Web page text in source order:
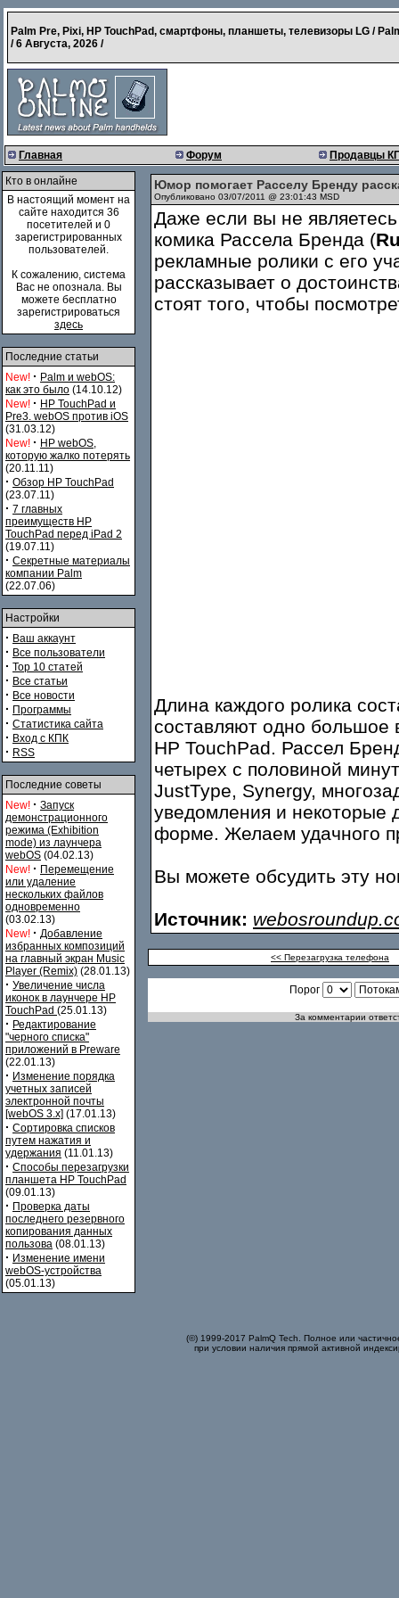
Palm Pre, Pixi, HP TouchPad, смартфоны, планшеты, телевизоры LG /
/6 Августа, 2026 /
Главная Форум Продавцы
Кто в онлайне
В настоящий момент на
сайте находится 36
посетителей и 0
зарегистрированных
пользователей.
К сожалению, система
Вас не опознала. Вы
можете бесплатно
зарегистрироваться
здесь
Последние статьи
New! · Palm и webOS:
как это было (14.10.12)
New! · HP TouchPad и
Pre3. webOS против iOS
(31.03.12)
New! · HP webOS,
которую жалко потерять
(20.11.11)
· Обзор HP TouchPad
(23.07.11)
· 7 главных
преимуществ HP
TouchPad перед iPad 2
(19.07.11)
· Секретные материалы
компании Palm
(22.07.06)
Настройки
· Ваш аккаунт
· Все пользователи
· Top 10 статей
· Все статьи
· Все новости
· Программы
· Статистика сайта
· Вход с КПК
· RSS
Последние советы
New! · Запуск
демонстрационного
режима (Exhibition
mode) из лаунчера
webOS (04.02.13)
New! · Перемещение
или удаление
нескольких файлов
одновременно
(03.02.13)
New! · Добавление
избранных композиций
на главный экран Music
Player (Remix) (28.01.13)
· Увеличение числа
иконок в лаунчере HP
TouchPad (25.01.13)
· Редактирование
"черного списка"
приложений в Preware
(22.01.13)
· Изменение порядка
учетных записей
электронной почты
[webOS 3.x] (17.01.13)
· Сортировка списков
путем нажатия и
удержания (11.01.13)
· Способы перезагрузки
планшета HP TouchPad
(09.01.13)
· Проверка даты
последнего резервного
копирования данных
пользова (08.01.13)
· Изменение имени
webOS-устройства
(05.01.13)
Юмор помогает Расселу Бренду
Опубликовано 03/07/2011 @ 23:01:43 MSD
Даже если вы не
комика Рассела Бренда (
рекламные ролики с его
рассказывает о
стоят того, чтобы
Длина каждого ролика
составляют одно большое
HP TouchPad. Рассел
четырех с половиной
JustType, Synergy,
уведомления и некоторые
форме. Желаем удачного
Вы можете обсудить эту
Источник:
<< Перезагрузка телефона
Порог
За комментарии
(©) 1999-2017 PalmQ Tech. Полное или
при условии наличия прямой активной